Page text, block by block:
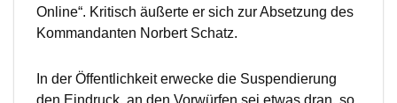
Online“. Kritisch äußerte er sich zur Absetzung des
Kommandanten Norbert Schatz.
In der Öffentlichkeit erwecke die Suspendierung